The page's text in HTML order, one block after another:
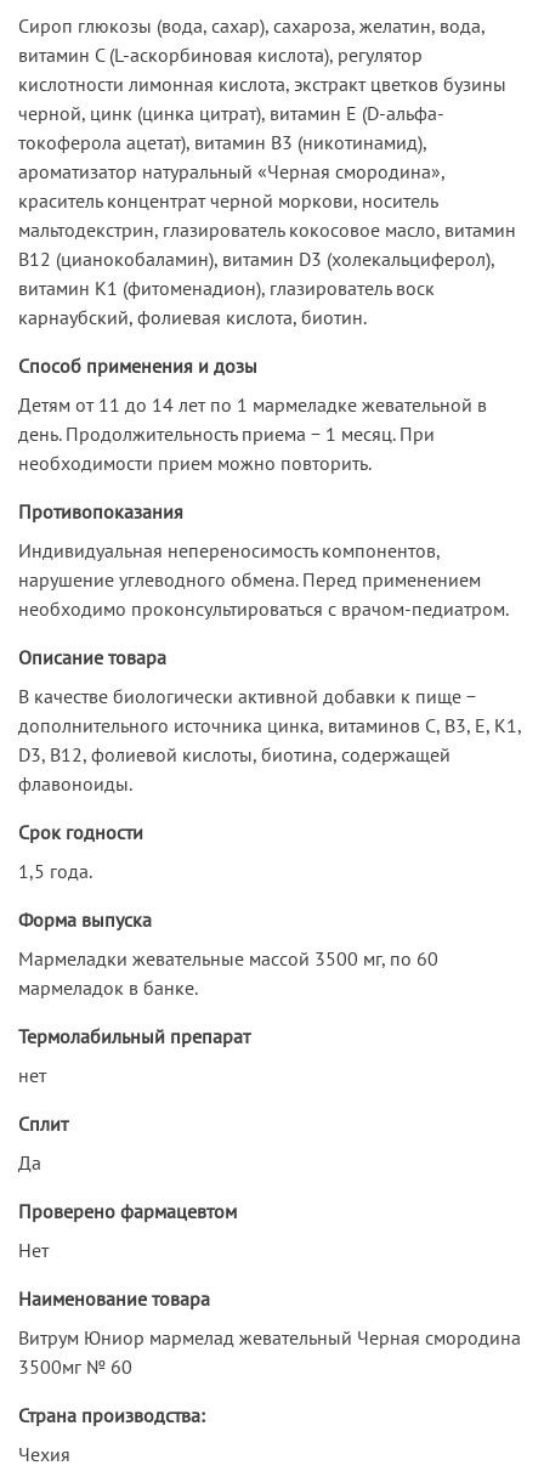
Сироп глюкозы (вода, сахар), сахароза, желатин, вода,
витамин С (L-аскорбиновая кислота), регулятор
кислотности лимонная кислота, экстракт цветков бузины
черной, цинк (цинка цитрат), витамин E (D-альфа-
токоферола ацетат), витамин В3 (никотинамид),
ароматизатор натуральный «Черная смородина»,
краситель концентрат черной моркови, носитель
мальтодекстрин, глазирователь кокосовое масло, витамин
В12 (цианокобаламин), витамин D3 (холекальциферол),
витамин К1 (фитоменадион), глазирователь воск
карнаубский, фолиевая кислота, биотин.
Способ применения и дозы
Детям от 11 до 14 лет по 1 мармеладке жевательной в
день. Продолжительность приема − 1 месяц. При
необходимости прием можно повторить.
Противопоказания
Индивидуальная непереносимость компонентов,
нарушение углеводного обмена. Перед применением
необходимо проконсультироваться с врачом-педиатром.
Описание товара
В качестве биологически активной добавки к пище −
дополнительного источника цинка, витаминов С, В3, Е, К1,
D3, В12, фолиевой кислоты, биотина, содержащей
флавоноиды.
Срок годности
1,5 года.
Форма выпуска
Мармеладки жевательные массой 3500 мг, по 60
мармеладок в банке.
Термолабильный препарат
нет
Сплит
Да
Проверено фармацевтом
Нет
Наименование товара
Витрум Юниор мармелад жевательный Черная смородина
3500мг № 60
Страна производства:
Чехия